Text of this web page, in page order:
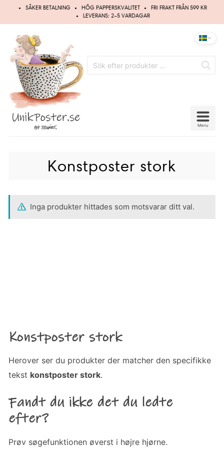
Hoppa
SÄKER BETALNING HÖG PAPPERSKVALITET
FRI FRAKT FRÅN 599 KR
LEVERANS: 2–5 VARDAGAR
Menu
Konstposter stork
Inga produkter hittades som motsvarar ditt val.
Konstposter stork
Herover ser du produkter der matcher den specifikke
tekst konstposter stork.
Fandt du ikke det du ledte
efter?
Prøv søgefunktionen øverst i højre hjørne.